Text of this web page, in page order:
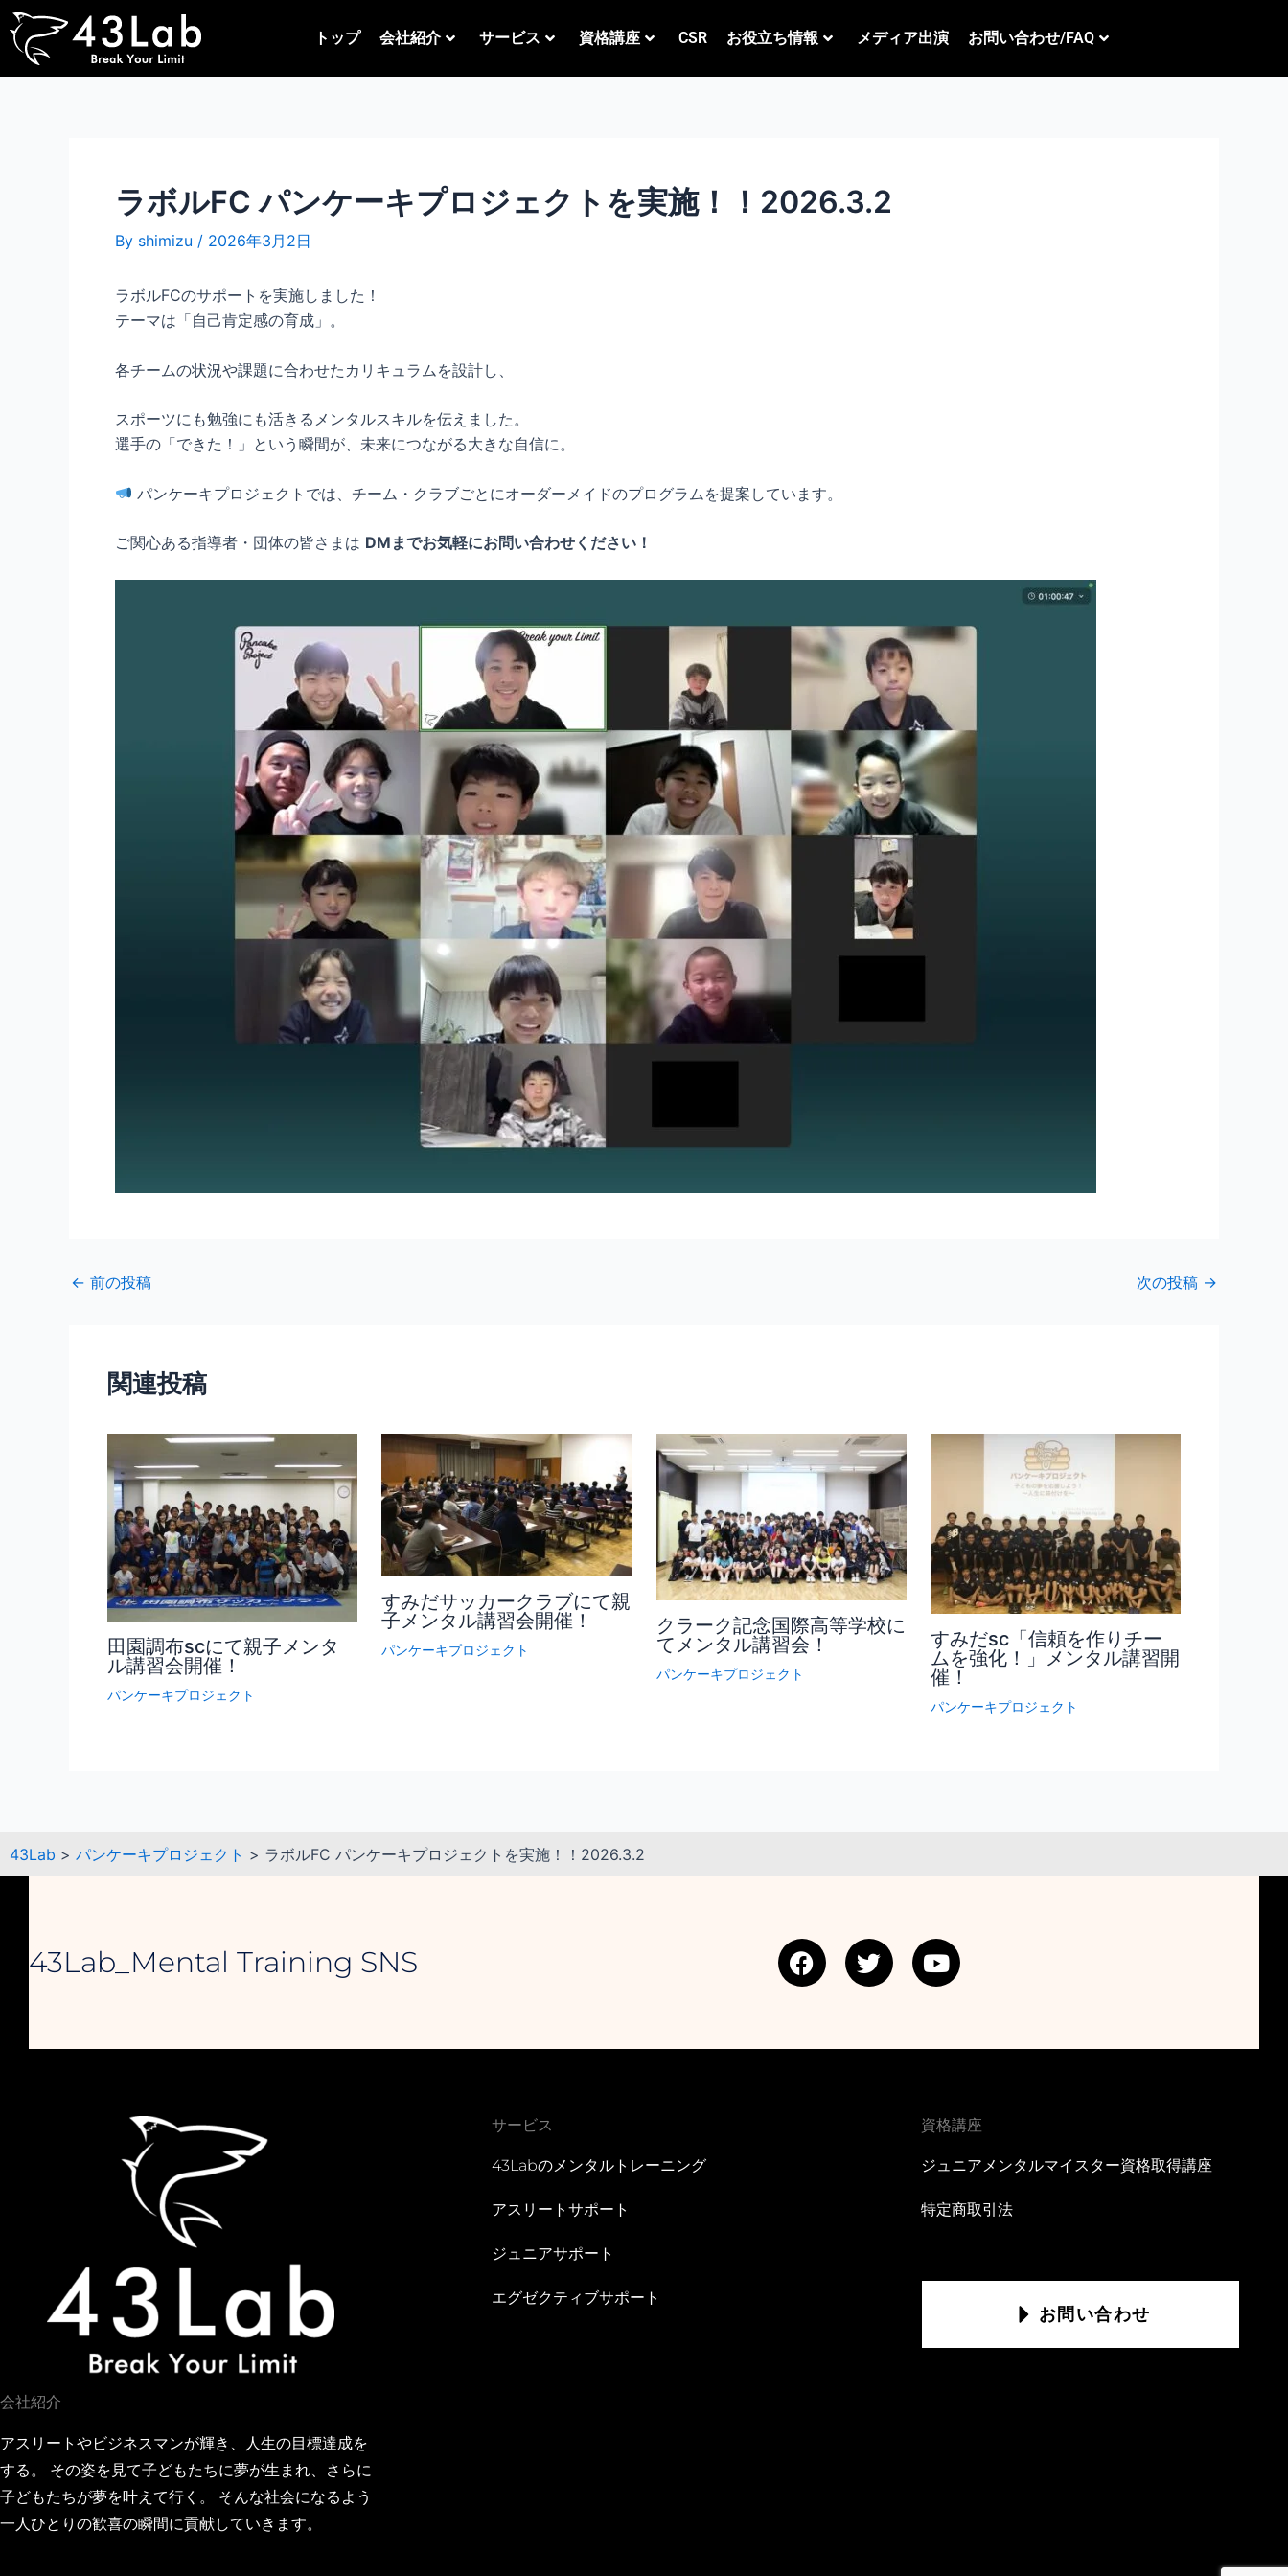
内
容
トップ 会社紹介 サービス 資格講座 CSR お役立ち情報 メディア出演 お問い合わせ/FAQ
ラボルFC パンケーキプロジェクトを実施！！2026.3.2
By shimizu / 2026年3月2日
ラボルFCのサポートを実施しました！
テーマは「自己肯定感の育成」。
各チームの状況や課題に合わせたカリキュラムを設計し、
スポーツにも勉強にも活きるメンタルスキルを伝えました。
選手の「できた！」という瞬間が、未来につながる大きな自信に。
パンケーキプロジェクトでは、チーム・クラブごとにオーダーメイドのプログラムを提案しています。
ご関心ある指導者・団体の皆さまは DM までお気軽にお問い合わせください！
Post
navigation
← 前の投稿 次の投稿 →
関連投稿
田園調布scにて親子メンタ
ル講習会開催！
パンケーキプロジェクト
すみだサッカークラブにて親
子メンタル講習会開催！
パンケーキプロジェクト
クラーク記念国際高等学校に
てメンタル講習会！
パンケーキプロジェクト
すみだsc「信頼を作りチー
ムを強化！」メンタル講習開
催！
パンケーキプロジェクト
43Lab > パンケーキプロジェクト > ラボルFC パンケーキプロジェクトを実施！！2026.3.2
43Lab_Mental Training SNS
F
a
b
T
w
t
Y
o
u
会社紹介
アスリートやビジネスマンが輝き、人生の目標達成を
する。 その姿を見て子どもたちに夢が生まれ、さらに
子どもたちが夢を叶えて行く。 そんな社会になるよう
一人ひとりの歓喜の瞬間に貢献していきます。
サービス
43Labのメンタルトレーニング
アスリートサポート
ジュニアサポート
エグゼクティブサポート
資格講座
ジュニアメンタルマイスター資格取得講座
特定商取引法
お問い合わせ